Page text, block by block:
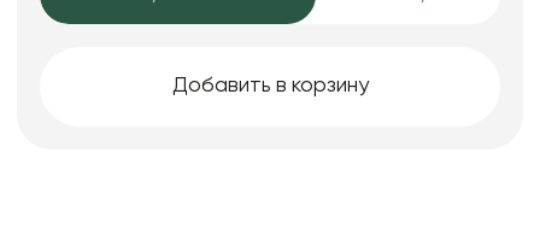
Добавить в корзину